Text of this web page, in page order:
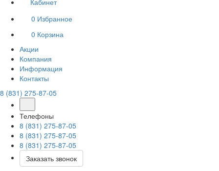
Кабинет
0 Избранное
0 Корзина
Акции
Компания
Информация
Контакты
8 (831) 275-87-05
Телефоны
8 (831) 275-87-05
8 (831) 275-87-05
8 (831) 275-87-05
Заказать звонок